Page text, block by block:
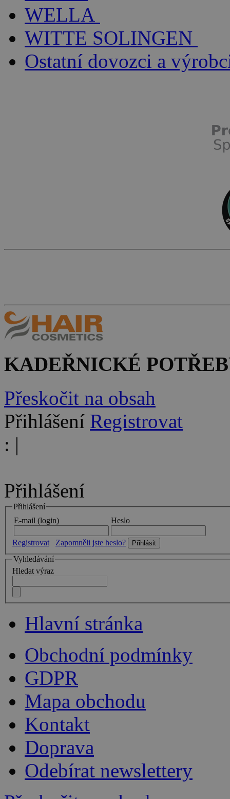
WELLA
WITTE SOLINGEN
Ostatní dovozci a
KADEŘNICKÉ
Přeskočit na obsah
Přihlášení Registrovat
: |
Přihlášení
Přihlášení
E-mail (login)
Heslo
Registrovat
Zapomněli jste heslo?
Vyhledávání
Hledat výraz
Hlavní stránka
Obchodní podmínky
GDPR
Mapa obchodu
Kontakt
Doprava
Odebírat newslettery